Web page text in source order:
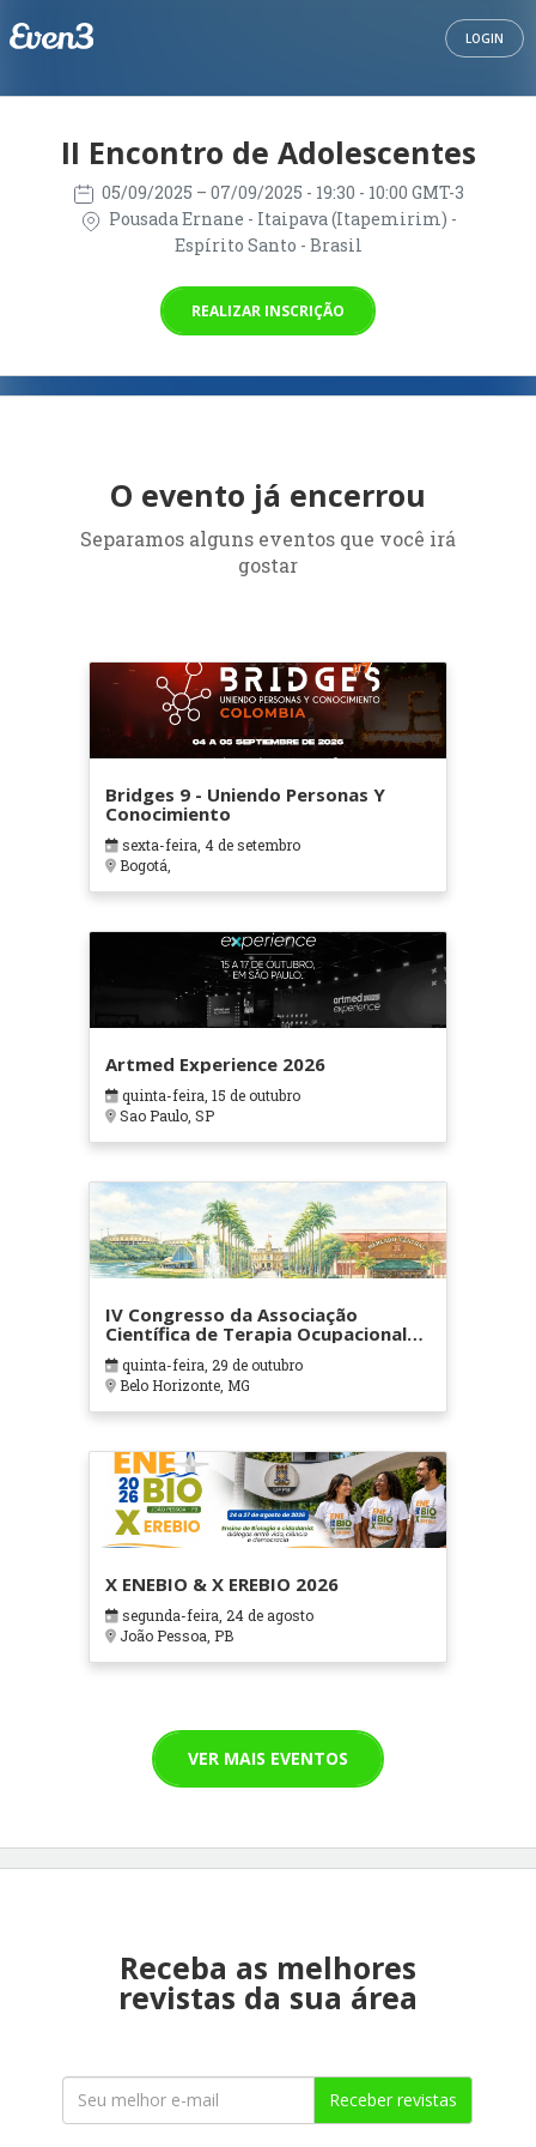
LOGIN
II Encontro de Adolescentes
05/09/2025 – 07/09/2025 - 19:30 - 10:00 GMT-3
Pousada Ernane - Itaipava (Itapemirim) -
Espírito Santo - Brasil
REALIZAR INSCRIÇÃO
O evento já encerrou
Separamos alguns eventos que você irá
gostar
Bridges 9 - Uniendo Personas Y
Conocimiento
sexta-feira, 4 de setembro
Bogotá,
Artmed Experience 2026
quinta-feira, 15 de outubro
Sao Paulo, SP
IV Congresso da Associação
Científica de Terapia Ocupacional
em Contextos Hospitalares e
Cuidados Paliativos - ATOHOSP
quinta-feira, 29 de outubro
Belo Horizonte, MG
X ENEBIO & X EREBIO 2026
segunda-feira, 24 de agosto
João Pessoa, PB
VER MAIS EVENTOS
Receba as melhores
revistas da sua área
Receber revistas